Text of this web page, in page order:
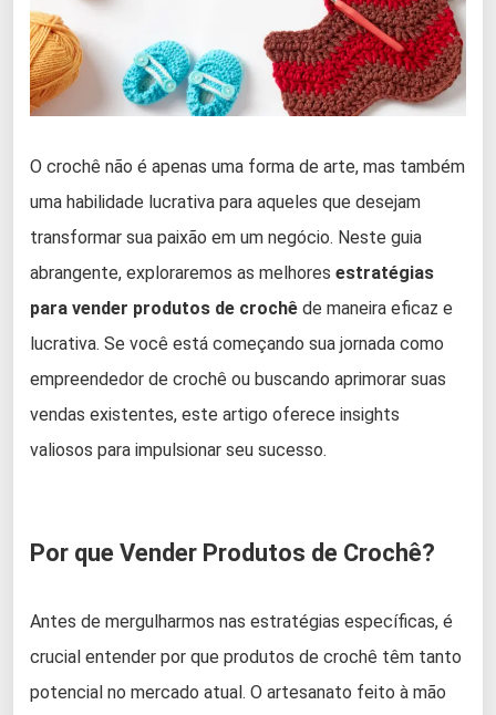
O crochê não é apenas uma forma de arte, mas também
uma habilidade lucrativa para aqueles que desejam
transformar sua paixão em um negócio. Neste guia
abrangente, exploraremos as melhores estratégias
para vender produtos de crochê de maneira eficaz e
lucrativa. Se você está começando sua jornada como
empreendedor de crochê ou buscando aprimorar suas
vendas existentes, este artigo oferece insights
valiosos para impulsionar seu sucesso.
Por que Vender Produtos de Crochê?
Antes de mergulharmos nas estratégias específicas, é
crucial entender por que produtos de crochê têm tanto
potencial no mercado atual. O artesanato feito à mão